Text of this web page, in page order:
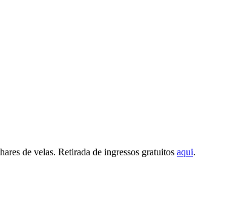
de velas. Retirada de ingressos gratuitos aqui.